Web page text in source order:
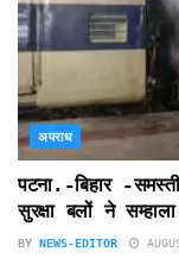
अपराध
पटना.-बिहार -
सुरक्षा बलों ने सम्हाला
BY NEWS-EDITOR